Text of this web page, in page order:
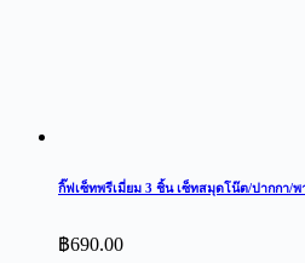
กิ๊ฟเซ็ทพรีเมี่ยม 3 ชิ้น เซ็ทสมุดโน๊ต/ปากกา/พ
฿690.00